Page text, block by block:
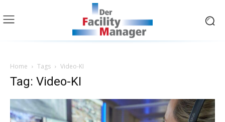
Home Tags Video-KI
Tag: Video-KI